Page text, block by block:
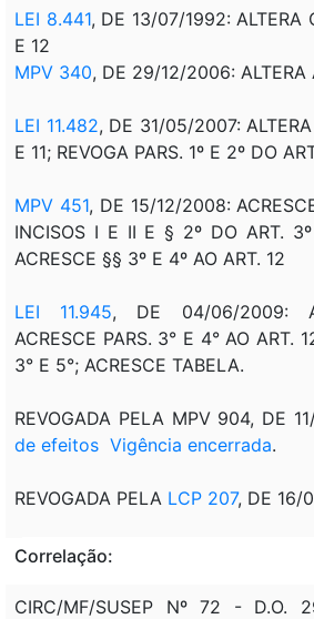
LEI 8.441, DE 13/07/1992: ALTERA
E 12
MPV 340, DE 29/12/2006: ALTERA
LEI 11.482, DE 31/05/2007:
E 11; REVOGA PARS. 1º E 2º DO
MPV 451, DE 15/12/2008:
INCISOS I E II E § 2º DO ART.
ACRESCE §§ 3º E 4º AO ART. 12
LEI 11.945, DE 04/06/2009:
ACRESCE PARS. 3° E 4° AO ART.
3° E 5°; ACRESCE TABELA.
REVOGADA PELA MPV 904, DE
de efeitos Vigência encerrada.
REVOGADA PELA LCP 207, DE 16/
Correlação:
CIRC/MF/SUSEP Nº 72 - D.O.